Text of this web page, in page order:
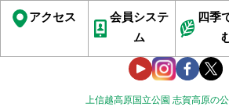
上信越高原国立公園 志賀高原の
アクセス
会員システ
ム
四季